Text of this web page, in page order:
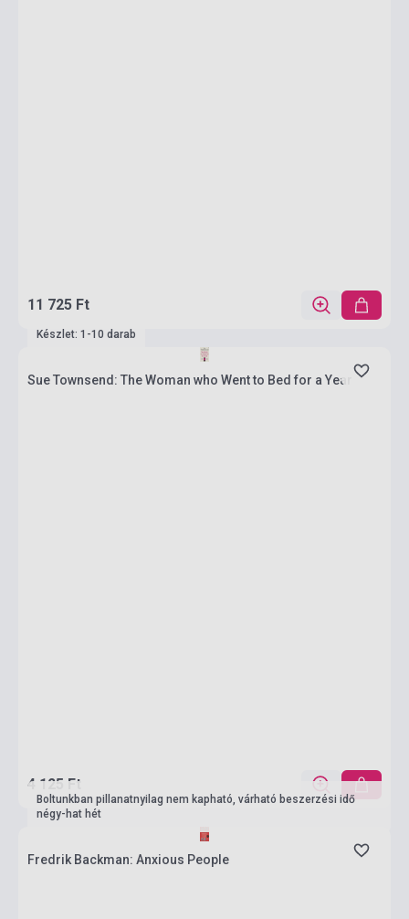
11 725 Ft
Készlet: 1-10 darab
Sue Townsend: The Woman who Went to Bed for a Year
4 125 Ft
Boltunkban pillanatnyilag nem kapható, várható beszerzési idő
négy-hat hét
Fredrik Backman: Anxious People